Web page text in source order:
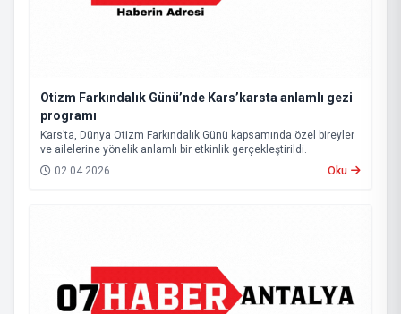
Otizm Farkındalık Günü’nde Kars’karsta anlamlı gezi
programı
Kars’ta, Dünya Otizm Farkındalık Günü kapsamında özel bireyler
ve ailelerine yönelik anlamlı bir etkinlik gerçekleştirildi.
02.04.2026
Oku